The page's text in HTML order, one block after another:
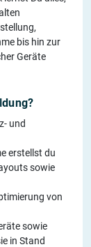
bis hin zur
Geräte
und
erstellst du
sowie
von
sowie
in Stand